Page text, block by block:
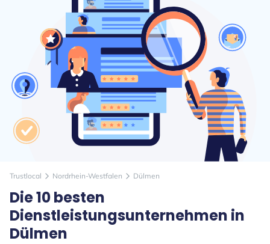
Trustlocal arrow_forward_ios Nordrhein-Westfalen arrow_forward_ios Dülmen
Die 10 besten
Dienstleistungsunternehmen in
Dülmen